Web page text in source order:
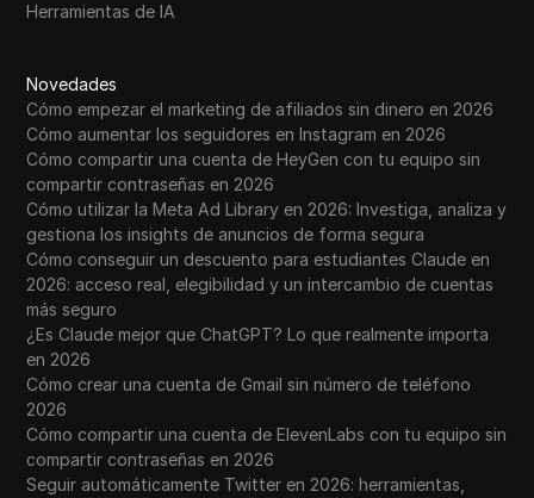
Herramientas de IA
Novedades
Cómo empezar el marketing de afiliados sin dinero en 2026
Cómo aumentar los seguidores en Instagram en 2026
Cómo compartir una cuenta de HeyGen con tu equipo sin
compartir contraseñas en 2026
Cómo utilizar la Meta Ad Library en 2026: Investiga, analiza y
gestiona los insights de anuncios de forma segura
Cómo conseguir un descuento para estudiantes Claude en
2026: acceso real, elegibilidad y un intercambio de cuentas
más seguro
¿Es Claude mejor que ChatGPT? Lo que realmente importa
en 2026
Cómo crear una cuenta de Gmail sin número de teléfono
2026
Cómo compartir una cuenta de ElevenLabs con tu equipo sin
compartir contraseñas en 2026
Seguir automáticamente Twitter en 2026: herramientas,